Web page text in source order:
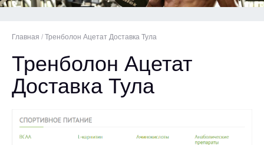
Главная / Тренболон Ацетат Доставка Тула
Тренболон Ацетат
Доставка Тула